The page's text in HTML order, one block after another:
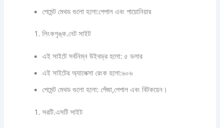
পেমেন্ট মেথড গুলো হলো:পেপাল এবং পায়োনিয়ার
লিংকশৃঙ্ক.নেট সাইট
এই সাইটে সর্বনিম্ন উইথড্র হলো: ৫ ডলার
এই সাইটের অ্যালেক্সা রেংক হলো:৬০৬
পেমেন্ট মেথড গুলো হলো: পেঁজা,পেপাল এবং বিটকয়েন।
সরটি.এসটি সাইট